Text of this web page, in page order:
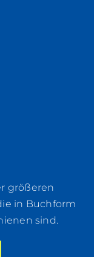
größeren
in Buchform
sind.